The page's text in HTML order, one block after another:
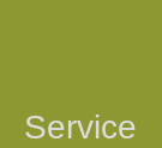
Service